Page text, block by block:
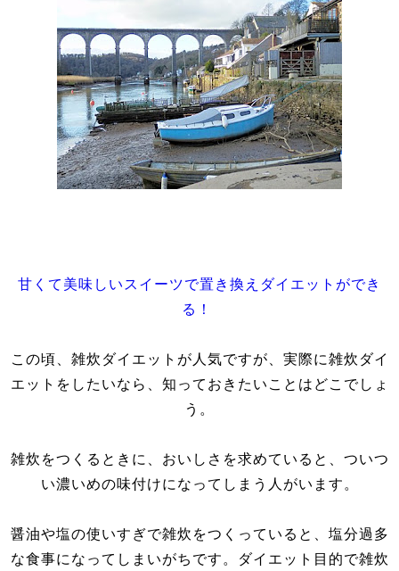
甘くて美味しいスイーツで置き換えダイエットができ
る！
この頃、雑炊ダイエットが人気ですが、実際に雑炊ダイ
エットをしたいなら、知っておきたいことはどこでしょ
う。
雑炊をつくるときに、おいしさを求めていると、ついつ
い濃いめの味付けになってしまう人がいます。
醤油や塩の使いすぎで雑炊をつくっていると、塩分過多
な食事になってしまいがちです。ダイエット目的で雑炊